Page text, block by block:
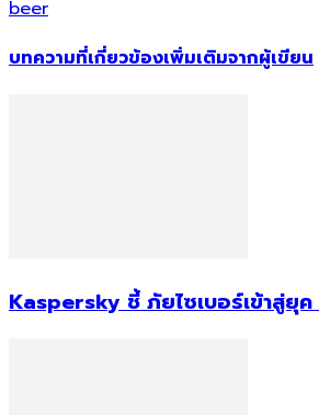
beer
บทความที่เกี่ยวข้องเพิ่มเติมจากผู้เขียน
Kaspersky ชี้ ภัยไซเบอร์เข้าสู่